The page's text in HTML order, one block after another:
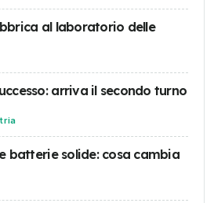
al laboratorio delle
arriva il secondo turno
batterie solide: cosa cambia